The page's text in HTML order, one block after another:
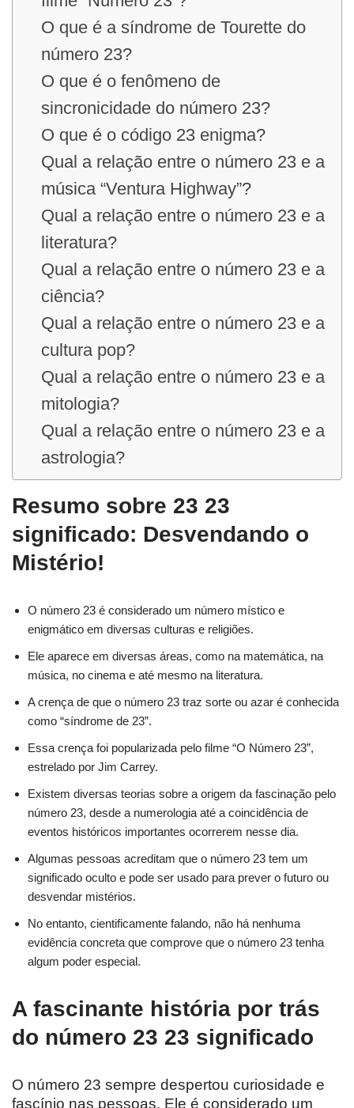
O que é a síndrome de Tourette do
número 23?
O que é o fenômeno de
sincronicidade do número 23?
O que é o código 23 enigma?
Qual a relação entre o número 23 e a
música “Ventura Highway”?
Qual a relação entre o número 23 e a
literatura?
Qual a relação entre o número 23 e a
ciência?
Qual a relação entre o número 23 e a
cultura pop?
Qual a relação entre o número 23 e a
mitologia?
Qual a relação entre o número 23 e a
astrologia?
Resumo sobre 23 23
significado: Desvendando o
Mistério!
O número 23 é considerado um número místico e
enigmático em diversas culturas e religiões.
Ele aparece em diversas áreas, como na matemática, na
música, no cinema e até mesmo na literatura.
A crença de que o número 23 traz sorte ou azar é conhecida
como “síndrome de 23”.
Essa crença foi popularizada pelo filme “O Número 23”,
estrelado por Jim Carrey.
Existem diversas teorias sobre a origem da fascinação pelo
número 23, desde a numerologia até a coincidência de
eventos históricos importantes ocorrerem nesse dia.
Algumas pessoas acreditam que o número 23 tem um
significado oculto e pode ser usado para prever o futuro ou
desvendar mistérios.
No entanto, cientificamente falando, não há nenhuma
evidência concreta que comprove que o número 23 tenha
algum poder especial.
A fascinante história por trás
do número 23 23 significado
O número 23 sempre despertou curiosidade e
fascínio nas pessoas. Ele é considerado um